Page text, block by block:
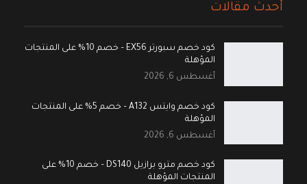
أحدث مقالات
كود خصم سبورتر EX56 – خصم 10% على المنتجات
المؤهلة
أغسطس 6, 2026
كود خصم وايتس A132 – خصم 5% على المنتجات
المؤهلة
أغسطس 6, 2026
كود خصم مترو برازيل DS140 – خصم 10% على
المنتجات المؤهلة